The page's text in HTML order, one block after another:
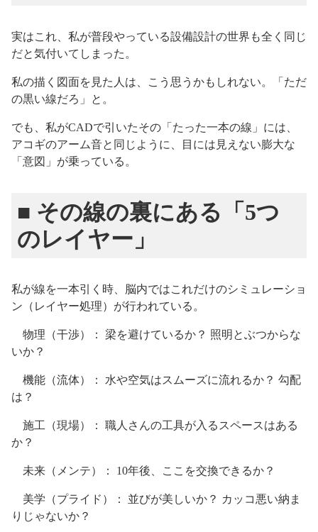
実はこれ、私が普段やっている設備設計の世界も全く同じ
だと気付いてしまった。
私の描く図面を見た人は、こう思うかもしれない。「ただ
の黒い線だろ」と。
でも、私がCADで引いたその「たった一本の線」には、
アコギのアーム音と同じように、目には見えない膨大な
「意図」が乗っている。
■ その線の裏にある「5つ
のレイヤー」
私が線を一本引く時、脳内ではこれだけのシミュレーショ
ン（レイヤー処理）が行われている。
物理（干渉）： 梁を避けているか？ 照明とぶつからな
いか？
機能（流体）： 水や空気はスムーズに流れるか？ 勾配
は？
施工（現場）： 職人さんの工具が入るスペースはある
か？
未来（メンテ）： 10年後、ここを交換できるか？
美学（プライド）： 並びが美しいか？ カッコ悪い納ま
りじゃないか？